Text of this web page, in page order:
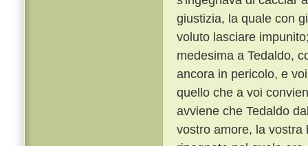
giustizia, la quale con
voluto lasciare
medesima a Tedaldo,
ancora in pericolo, e
quello che a voi
avviene che Tedaldo
vostro amore, la vostra